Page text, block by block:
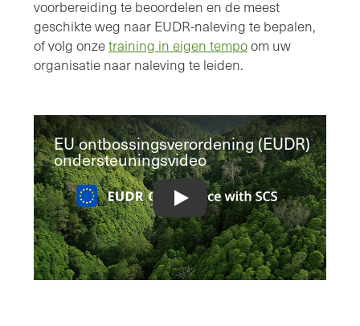
voorbereiding te beoordelen en de meest
geschikte weg naar EUDR-naleving te bepalen,
of volg onzetraining in eigen tempoom uw
organisatie naar naleving te leiden.
EU ontbossingsverordening (EUDR)
ondersteuningsvideo
European Union Deforestation